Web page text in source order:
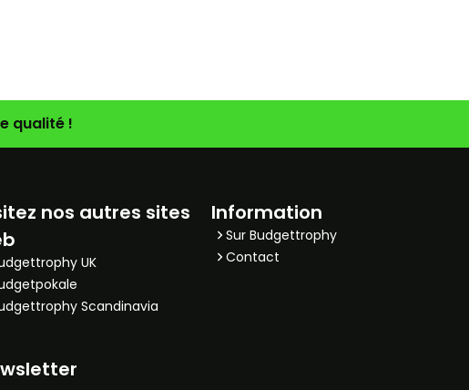
qualité !
nos autres sites
UK
Scandinavia
Information
Sur Budgettrophy
Contact